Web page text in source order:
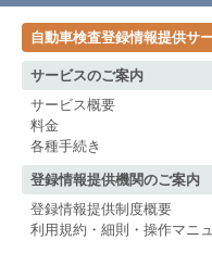
自動車検査登録情報提供サ
サービスのご案内
サービス概要
料金
各種手続き
登録情報提供機関のご案内
登録情報提供制度概要
利用規約・細則・操作マニ